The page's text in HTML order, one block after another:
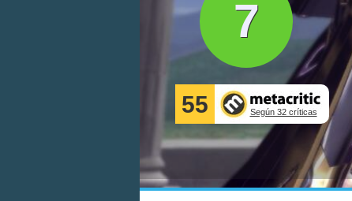
7
55 Según 32 críticas